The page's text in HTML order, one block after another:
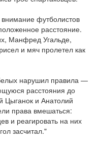
футболистов
расстояние.
Манфред Угальде,
и мяч пролетел как
нарушил правила —
расстояния до
Цыганок и Анатолий
права вмешаться:
и реагировать на них
засчитал."